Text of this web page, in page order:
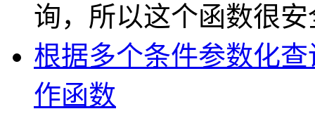
询，所以这个函数很
根据多个条件参数化
作函数